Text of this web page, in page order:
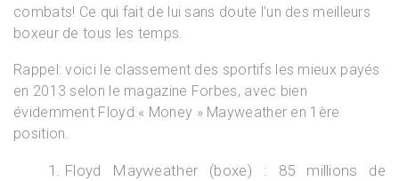
combats! Ce qui fait de lui sans doute l’un des meilleurs
boxeur de tous les temps.
Rappel: voici le classement des sportifs les mieux payés
en 2013 selon le magazine Forbes, avec bien
évidemment Floyd « Money » Mayweather en 1ère
position.
Floyd Mayweather (boxe) : 85 millions de